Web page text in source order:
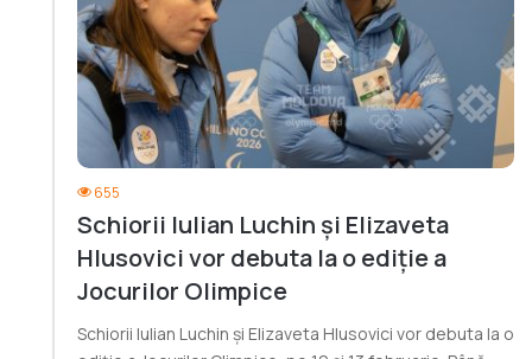
655
Schiorii Iulian Luchin și Elizaveta
Hlusovici vor debuta la o ediție a
Jocurilor Olimpice
Schiorii Iulian Luchin și Elizaveta Hlusovici vor debuta la o